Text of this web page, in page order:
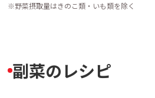
※野菜摂取量はきのこ類・いも類を除く
副菜のレシピ